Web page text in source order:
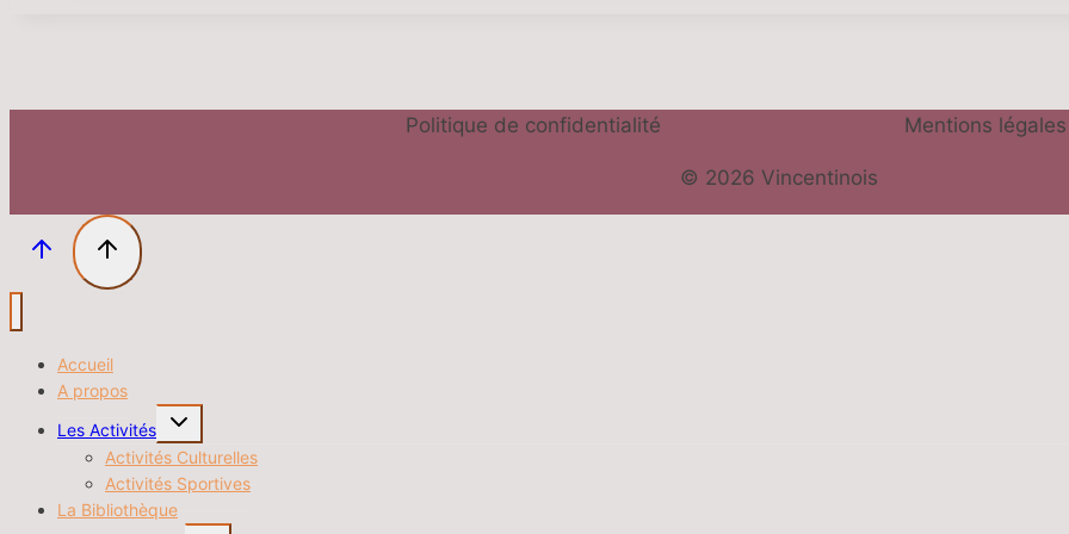
Politique de confidentialité Mentions légales
© 2026 Vincentinois
Accueil
A propos
Les Activités
Ouvrir/fermer
menu
enfant
Activités Culturelles
Activités Sportives
La Bibliothèque